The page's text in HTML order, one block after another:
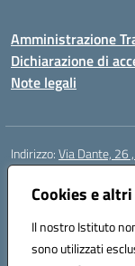
Cookies e
Il nostro Istituto
sono utilizzati
Amministrazione
Dichiarazione di
Note legali
Indirizzo:Via Dante, 26
Centralino:
Posta elettronica
Codice fiscale:
Codice meccanografico: